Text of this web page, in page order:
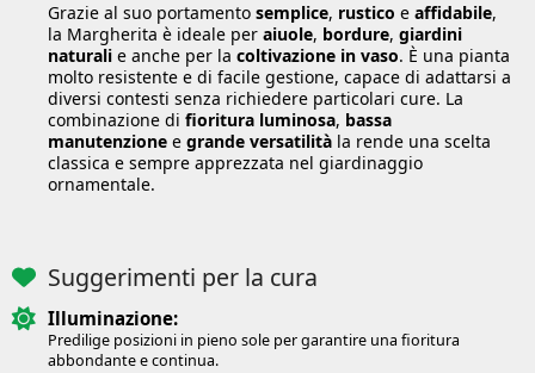
Grazie al suo portamento semplice, rustico e affidabile,
la Margherita è ideale per aiuole, bordure, giardini
naturali e anche per la coltivazione in vaso. È una pianta
molto resistente e di facile gestione, capace di adattarsi a
diversi contesti senza richiedere particolari cure. La
combinazione di fioritura luminosa, bassa
manutenzione e grande versatilità la rende una scelta
classica e sempre apprezzata nel giardinaggio
ornamentale.
Suggerimenti per la cura
Illuminazione:
Predilige posizioni in pieno sole per garantire una fioritura
abbondante e continua.